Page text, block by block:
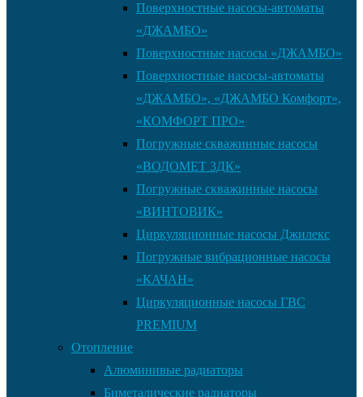
Поверхностные насосы-автоматы
«ДЖАМБО»
Поверхностные насосы «ДЖАМБО»
Поверхностные насосы-автоматы
«ДЖАМБО», «ДЖАМБО Комфорт»,
«КОМФОРТ ПРО»
Погружные скважинные насосы
«ВОДОМЕТ 3ДК»
Погружные скважинные насосы
«ВИНТОВИК»
Циркуляционные насосы Джилекс
Погружные вибрационные насосы
«КАЧАН»
Циркуляционные насосы ГВС
PREMIUM
Отопление
Алюминивые радиаторы
Биметалические радиаторы